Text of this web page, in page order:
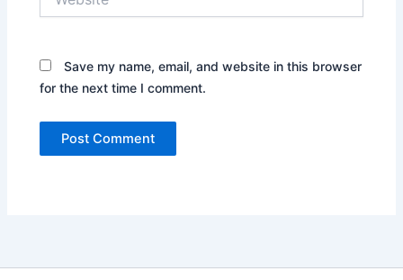
Save my name, email, and website in this browser
for the next time I comment.